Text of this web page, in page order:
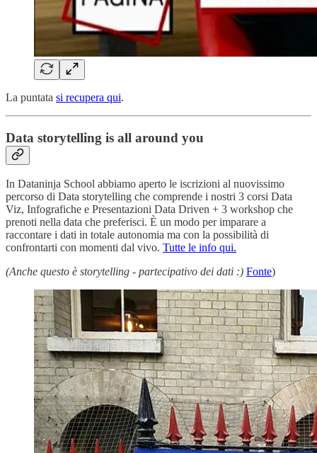
La puntata si recupera qui.
Data storytelling is all around you
In Dataninja School abbiamo aperto le iscrizioni al nuovissimo
percorso di Data storytelling che comprende i nostri 3 corsi Data
Viz, Infografiche e Presentazioni Data Driven + 3 workshop che
prenoti nella data che preferisci. È un modo per imparare a
raccontare i dati in totale autonomia ma con la possibilità di
confrontarti con momenti dal vivo. Tutte le info qui.
(Anche questo è storytelling - partecipativo dei dati :) Fonte)